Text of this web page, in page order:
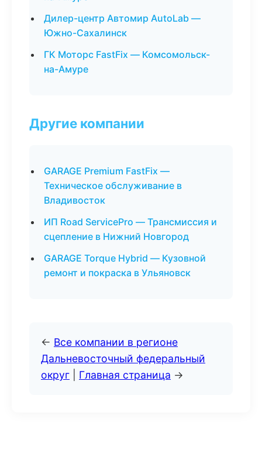
Дилер-центр Автомир AutoLab —
Южно-Сахалинск
ГК Моторс FastFix — Комсомольск-
на-Амуре
Другие компании
GARAGE Premium FastFix —
Техническое обслуживание в
Владивосток
ИП Road ServicePro — Трансмиссия и
сцепление в Нижний Новгород
GARAGE Torque Hybrid — Кузовной
ремонт и покраска в Ульяновск
← Все компании в регионе
Дальневосточный федеральный
округ
Главная страница →